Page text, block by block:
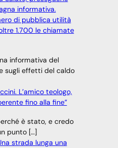
informativa.
di pubblica utilità
1.700 le chiamate
informativa del
sugli effetti del caldo
L’amico teologo,
fino alla fine”
è stato, e credo
punto […]
strada lunga una